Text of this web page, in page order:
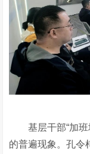
基层干部“加
的普遍现象。孔令